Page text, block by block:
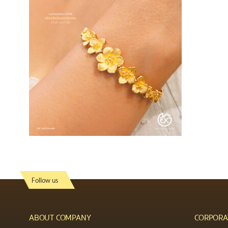
Follow us
ABOUT COMPANY